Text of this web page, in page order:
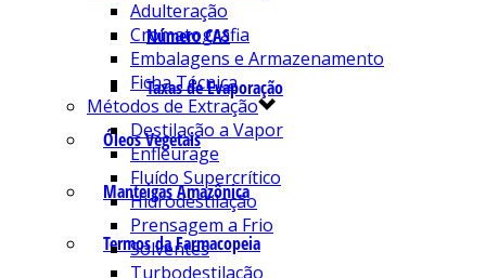
Número CAS
Taxas de Evaporação
Óleos Vegetais
Manteigas Amazônica
Termos da Farmacopeia
Adulteração
Cromatografia
Embalagens e Armazenamento
Ficha Técnica
Métodos de Extração
Destilação a Vapor
Enfleurage
Fluído Supercrítico
Hidrodestilação
Prensagem a Frio
Solventes
Turbodestilação